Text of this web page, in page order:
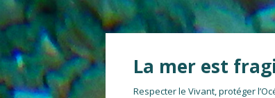
La mer est
Respecter le Vivant, protéger